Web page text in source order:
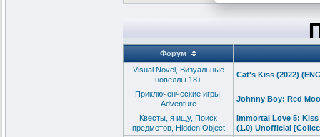
Форум
Visual Novel, Визуальные
новеллы 18+
Cat's Kiss (2022)
Приключенческие игры,
Adventure
Johnny Boy: Red
Квесты, я ищу, Поиск
предметов, Hidden Object
Immortal Love 5:
(1.0) Unofficial